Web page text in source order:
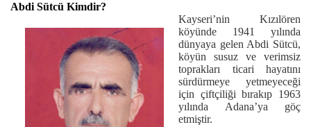
Abdi Sütcü Kimdir?
Kayseri’nin Kızılören
köyünde 1941 yılında
dünyaya gelen Abdi Sütcü,
köyün susuz ve verimsiz
toprakları ticari hayatını
sürdürmeye yetmeyeceği
için çiftçiliği bırakıp 1963
yılında Adana’ya göç
etmiştir.